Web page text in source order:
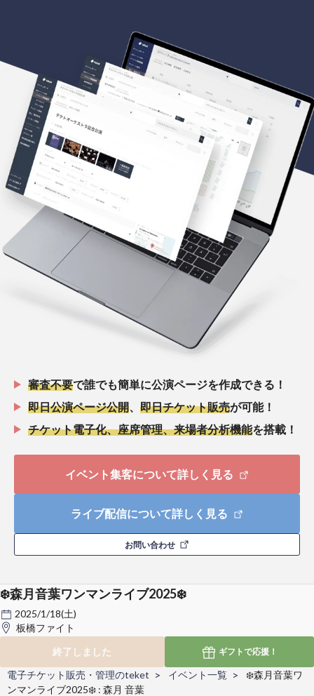
審査不要で誰でも簡単に公演ページを作成できる！
即日公演ページ公開
即日チケット販売が可能！
チケット電子化、座席管理、来場者分析機能を搭載！
イベント集客について詳しく見る
ライブ配信について詳しく見る
お問い合わせ
❄️森月音葉ワンマンライブ2025❄️
2025/1/18(土)
板橋ファイト
終了しました
ギフトで応援！
電子チケット販売・管理のteket イベント一覧
❄️森月音葉ワ
ンマンライブ2025❄️ : 森月 音葉